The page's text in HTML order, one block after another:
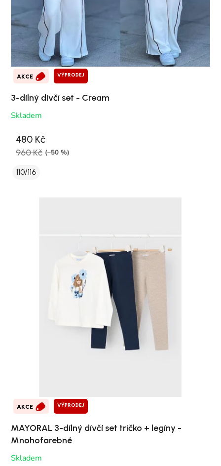
AKCE VÝPRODEJ
3-dílný dívčí set - Cream
Skladem
480 Kč
960 Kč (–50 %)
110/116
AKCE VÝPRODEJ
MAYORAL 3-dílný dívčí set tričko + legíny -
Mnohofarebné
Skladem